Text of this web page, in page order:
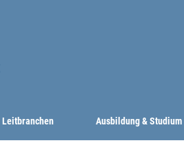
Leitbranchen Ausbildung & Studium